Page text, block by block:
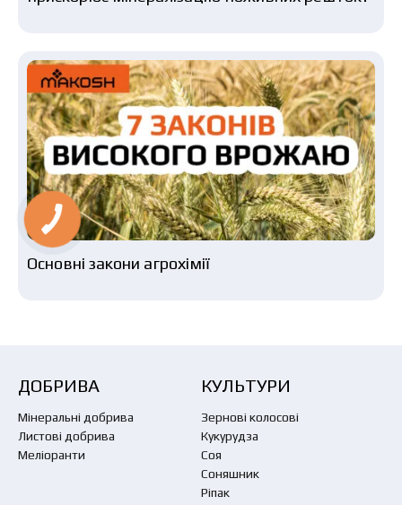
Основні закони агрохімії
ДОБРИВА
Мінеральні добрива
Листові добрива
Меліоранти
КУЛЬТУРИ
Зернові колосові
Кукурудза
Соя
Соняшник
Ріпак